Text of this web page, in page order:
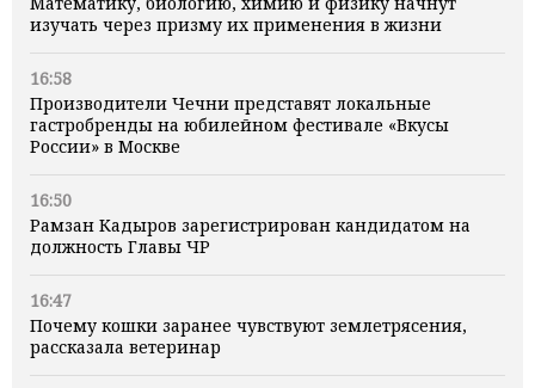
изучать через призму их применения в жизни
16:58
Производители Чечни представят локальные
гастробренды на юбилейном фестивале «Вкусы
России» в Москве
16:50
Рамзан Кадыров зарегистрирован кандидатом на
должность Главы ЧР
16:47
Почему кошки заранее чувствуют землетрясения,
рассказала ветеринар